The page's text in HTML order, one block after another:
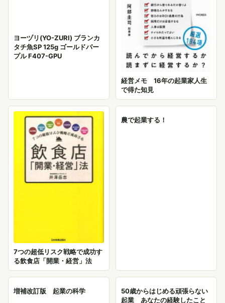
ヨーヅリ(YO-ZURI) ブランカ
タチ魚SP 125g ゴールドパー
プル F407-GPU
経営メモ 16年の起業家人生
で得た知見
7つの超低リスク戦略で成功す
る飲食店「開業・経営」法
農で起業する！
増補改訂版 起業の科学
50歳からはじめる頑張らない
起業 あなたの経験したこと